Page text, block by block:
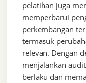
pelatihan juga
memperbarui
perkembangan
termasuk
relevan. Dengan
menjalankan
berlaku dan